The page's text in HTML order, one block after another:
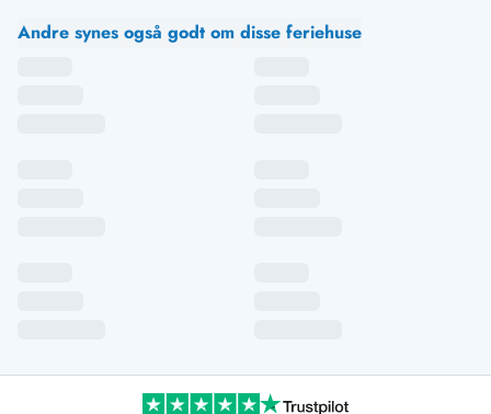
Andre synes også godt om disse feriehuse